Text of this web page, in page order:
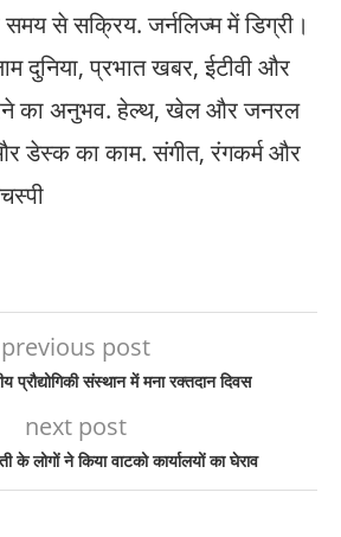
समय से सक्रिय. जर्नलिज्म में डिग्री।
दुनिया, प्रभात खबर, ईटीवी और
का अनुभव. हेल्थ, खेल और जनरल
और डेस्क का काम. संगीत, रंगकर्म और
previous post
प्रौद्योगिकी संस्थान में मना रक्तदान दिवस
next post
लोगों ने किया वाटको कार्यालयों का घेराव